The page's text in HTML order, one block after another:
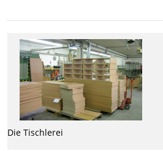
Die Tischlerei